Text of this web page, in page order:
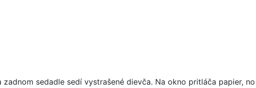
sedadle sedí vystrašené dievča. Na okno pritláča papier,